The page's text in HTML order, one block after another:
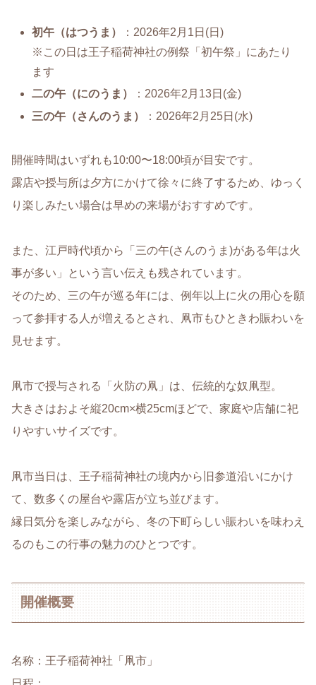
初午（はつうま）
：2026年2月1日(日)
※この日は王子稲荷神社の例祭「初午祭」にあたり
ます
二の午（にのうま）
：2026年2月13日(金)
三の午（さんのうま）
：2026年2月25日(水)
開催時間はいずれも10:00〜18:00頃が目安です。
露店や授与所は夕方にかけて徐々に終了するため、ゆっく
り楽しみたい場合は早めの来場がおすすめです。
また、江戸時代頃から「三の午(さんのうま)がある年は火
事が多い」という言い伝えも残されています。
そのため、三の午が巡る年には、例年以上に火の用心を願
って参拝する人が増えるとされ、凧市もひときわ賑わいを
見せます。
凧市で授与される「火防の凧」は、伝統的な奴凧型。
大きさはおよそ縦20cm×横25cmほどで、家庭や店舗に祀
りやすいサイズです。
凧市当日は、王子稲荷神社の境内から旧参道沿いにかけ
て、数多くの屋台や露店が立ち並びます。
縁日気分を楽しみながら、冬の下町らしい賑わいを味わえ
るのもこの行事の魅力のひとつです。
開催概要
名称：王子稲荷神社「凧市」